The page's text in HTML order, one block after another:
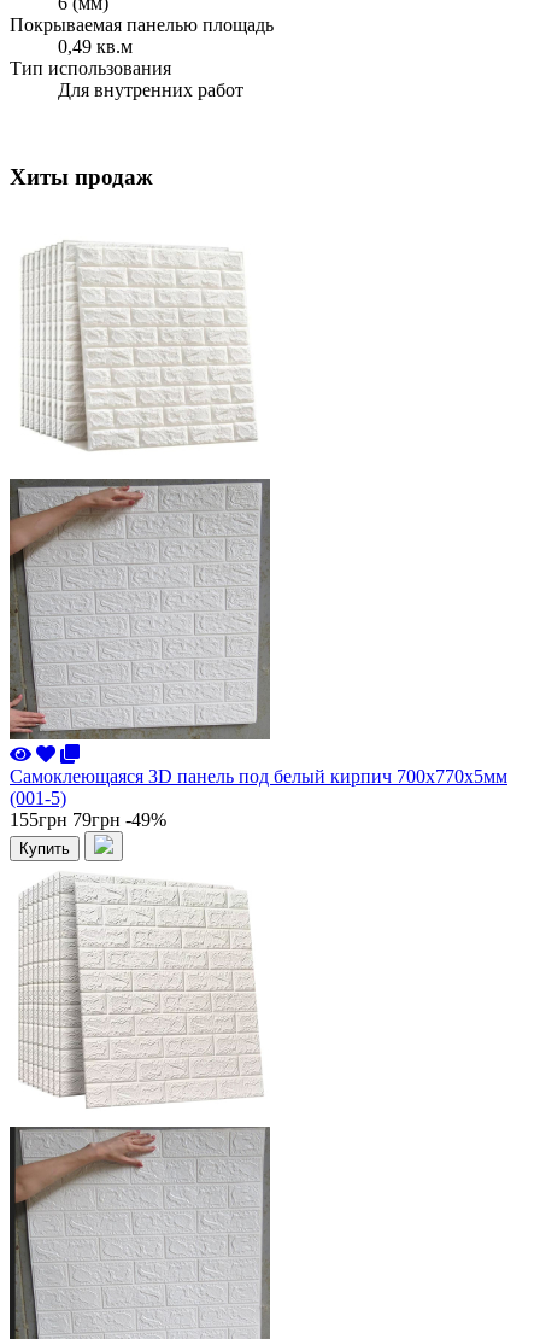
Покрываемая панелью площадь
0,49 кв.м
Тип использования
Для внутренних работ
Хиты продаж
Самоклеющаяся 3D панель под белый кирпич 700x770x5мм
(001-5)
155грн 79грн -49%
Купить